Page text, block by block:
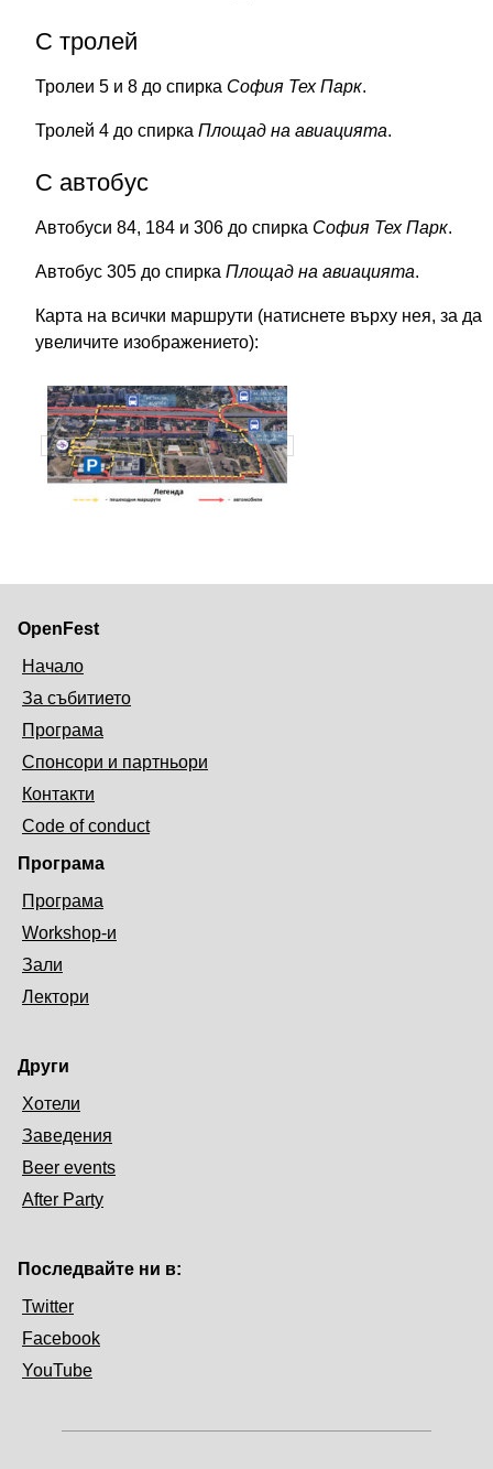
С тролей
Тролеи 5 и 8 до спирка София Тех Парк.
Тролей 4 до спирка Площад на авиацията.
С автобус
Автобуси 84, 184 и 306 до спирка София Тех Парк.
Автобус 305 до спирка Площад на авиацията.
Карта на всички маршрути (натиснете върху нея, за да
увеличите изображението):
OpenFest
Начало
За събитието
Програма
Спонсори и партньори
Контакти
Code of conduct
Програма
Програма
Workshop-и
Зали
Лектори
Други
Хотели
Заведения
Beer events
After Party
Последвайте ни в:
Twitter
Facebook
YouTube